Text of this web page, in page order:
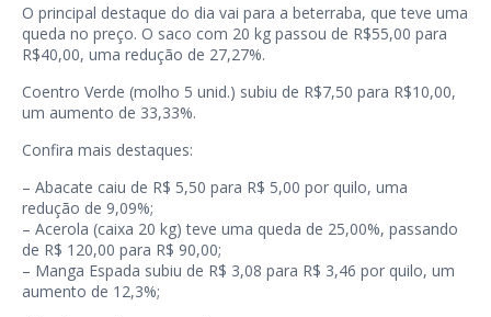
O principal destaque do dia vai para a beterraba, que teve uma
queda no preço. O saco com 20 kg passou de R$55,00 para
R$40,00, uma redução de 27,27%.
Coentro Verde (molho 5 unid.) subiu de R$7,50 para R$10,00,
um aumento de 33,33%.
Confira mais destaques:
– Abacate caiu de R$ 5,50 para R$ 5,00 por quilo, uma
redução de 9,09%;
– Acerola (caixa 20 kg) teve uma queda de 25,00%, passando
de R$ 120,00 para R$ 90,00;
– Manga Espada subiu de R$ 3,08 para R$ 3,46 por quilo, um
aumento de 12,3%;